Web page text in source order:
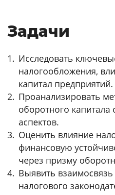
Задачи
Исследовать
налогообложения,
капитал предприятий.
Проанализировать
оборотного капитала
аспектов.
Оценить влияние
финансовую
через призму
Выявить
налогового